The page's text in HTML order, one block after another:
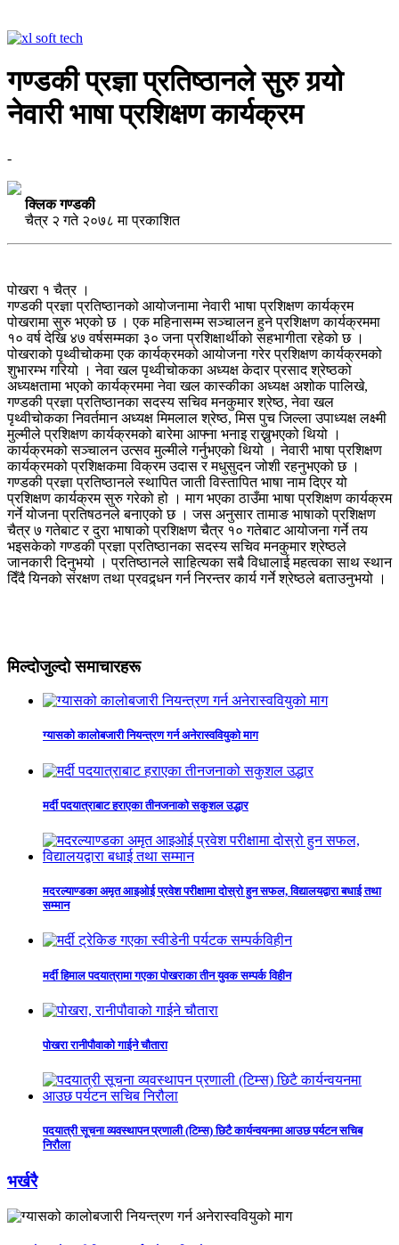
गण्डकी प्रज्ञा प्रतिष्ठानले सुरु गर्‍यो
नेवारी भाषा प्रशिक्षण कार्यक्रम
-
क्लिक गण्डकी
चैत्र २ गते २०७८ मा प्रकाशित
पोखरा १ चैत्र ।
गण्डकी प्रज्ञा प्रतिष्ठानको आयोजनामा नेवारी भाषा प्रशिक्षण कार्यक्रम
पोखरामा सुरु भएको छ । एक महिनासम्म सञ्चालन हुने प्रशिक्षण कार्यक्रममा
१० वर्ष देखि ४७ वर्षसम्मका ३० जना प्रशिक्षार्थीको सहभागीता रहेको छ ।
पोखराको पृथ्वीचोकमा एक कार्यक्रमको आयोजना गरेर प्रशिक्षण कार्यक्रमको
शुभारम्भ गरियो । नेवा खल पृथ्वीचोकका अध्यक्ष केदार प्रसाद श्रेष्ठको
अध्यक्षतामा भएको कार्यक्रममा नेवा खल कास्कीका अध्यक्ष अशोक पालिखे,
गण्डकी प्रज्ञा प्रतिष्ठानका सदस्य सचिव मनकुमार श्रेष्ठ, नेवा खल
पृथ्वीचोकका निवर्तमान अध्यक्ष मिमलाल श्रेष्ठ, मिस पुच जिल्ला उपाध्यक्ष लक्ष्मी
मुल्मीले प्रशिक्षण कार्यक्रमको बारेमा आफ्ना भनाइ राख्नुभएको थियो ।
कार्यक्रमको सञ्चालन उत्सव मुल्मीले गर्नुभएको थियो । नेवारी भाषा प्रशिक्षण
कार्यक्रमको प्रशिक्षकमा विक्रम उदास र मधुसुदन जोशी रहनुभएको छ ।
गण्डकी प्रज्ञा प्रतिष्ठानले स्थापित जाती विस्तापित भाषा नाम दिएर यो
प्रशिक्षण कार्यक्रम सुरु गरेको हो । माग भएका ठाउँमा भाषा प्रशिक्षण कार्यक्रम
गर्ने योजना प्रतिषठनले बनाएको छ । जस अनुसार तामाङ भाषाको प्रशिक्षण
चैत्र ७ गतेबाट र दुरा भाषाको प्रशिक्षण चैत्र १० गतेबाट आयोजना गर्ने तय
भइसकेको गण्डकी प्रज्ञा प्रतिष्ठानका सदस्य सचिव मनकुमार श्रेष्ठले
जानकारी दिनुभयो । प्रतिष्ठानले साहित्यका सबै विधालाई महत्वका साथ स्थान
दिँदै यिनको संरक्षण तथा प्रवद्र्धन गर्न निरन्तर कार्य गर्ने श्रेष्ठले बताउनुभयो ।
मिल्दोजुल्दो समाचारहरू
ग्यासको कालोबजारी नियन्त्रण गर्न अनेरास्ववियुको माग
मर्दी पदयात्राबाट हराएका तीनजनाको सकुशल उद्धार
मदरल्याण्डका अमृत आइओई प्रवेश परीक्षामा दोस्रो हुन सफल, विद्यालयद्वारा बधाई तथा
सम्मान
मर्दी हिमाल पदयात्रामा गएका पोखराका तीन युवक सम्पर्क विहीन
पोखरा रानीपौवाको गाईने चौतारा
पदयात्री सूचना व्यवस्थापन प्रणाली (टिम्स) छिटै कार्यन्वयनमा आउछ पर्यटन सचिब
निरौला
भर्खरै